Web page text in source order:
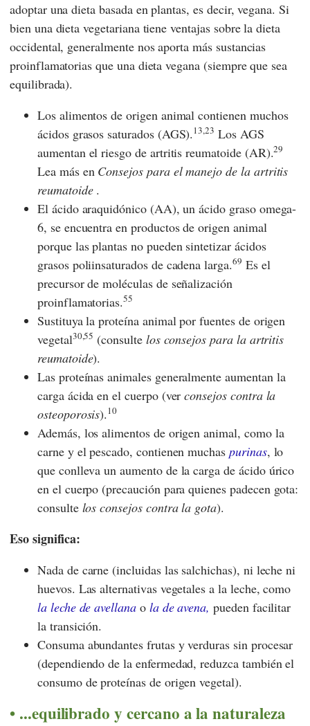
adoptar una dieta basada en plantas, es decir, vegana. Si
bien una dieta vegetariana tiene ventajas sobre la dieta
occidental, generalmente nos aporta más sustancias
proinflamatorias que una dieta vegana (siempre que sea
equilibrada).
Los alimentos de origen animal contienen muchos
ácidos grasos saturados (AGS).13,23 Los AGS
aumentan el riesgo de artritis reumatoide (AR).29
Lea más en Consejos para el manejo de la artritis
reumatoide.
El ácido araquidónico (AA), un ácido graso omega-
6, se encuentra en productos de origen animal
porque las plantas no pueden sintetizar ácidos
grasos poliinsaturados de cadena larga.69 Es el
precursor de moléculas de señalización
proinflamatorias.55
Sustituya la proteína animal por fuentes de origen
vegetal30,55 (consulte los consejos para la artritis
reumatoide).
Las proteínas animales generalmente aumentan la
carga ácida en el cuerpo (verconsejos contra la
osteoporosis).10
Además, los alimentos de origen animal, como la
carne y el pescado, contienen muchaspurinas, lo
que conlleva un aumento de la carga de ácido úrico
en el cuerpo (precaución para quienes padecen gota:
consulte los consejos contra la gota).
Eso significa:
Nada de carne (incluidas las salchichas), ni leche ni
huevos. Las alternativas vegetales a la leche, como
la leche de avellanao la de avena, pueden facilitar
la transición.
Consuma abundantes frutas y verduras sin procesar
(dependiendo de la enfermedad, reduzca también el
consumo de proteínas de origen vegetal).
...equilibrado y cercano a la naturaleza